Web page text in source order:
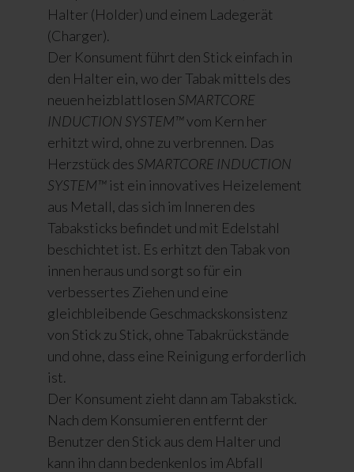
Halter (Holder) und einem Ladegerät
(Charger).
Der Konsument führt den Stick einfach in
den Halter ein, wo der Tabak mittels des
neuen heizblattlosen SMARTCORE
INDUCTION SYSTEM™vom Kern her
erhitzt wird, ohne zu verbrennen. Das
Herzstück des SMARTCORE INDUCTION
SYSTEM™ist ein innovatives Heizelement
aus Metall, das sich im Inneren des
Tabaksticks befindet und mit Edelstahl
beschichtet ist. Es erhitzt den Tabak von
innen heraus und sorgt so für ein
verbessertes Ziehen und eine
gleichbleibende Geschmackskonsistenz
von Stick zu Stick, ohne Tabakrückstände
und ohne, dass eine Reinigung erforderlich
ist.
Der Konsument zieht dann am Tabakstick.
Nach dem Konsumieren entfernt der
Benutzer den Stick aus dem Halter und
kann ihn dann bedenkenlos im Abfall